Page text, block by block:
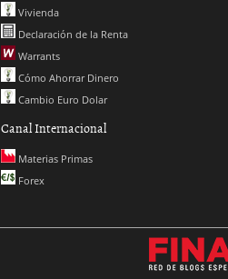
Vivienda
Declaración de la Renta
Warrants
Cómo Ahorrar Dinero
Cambio Euro Dolar
Canal Internacional
Materias Primas
Forex